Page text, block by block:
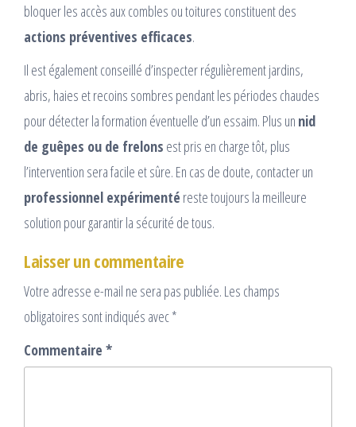
bloquer les accès aux combles ou toitures constituent des
actions préventives efficaces.
Il est également conseillé d’inspecter régulièrement jardins,
abris, haies et recoins sombres pendant les périodes chaudes
pour détecter la formation éventuelle d’un essaim. Plus un nid
de guêpes ou de frelons est pris en charge tôt, plus
l’intervention sera facile et sûre. En cas de doute, contacter un
professionnel expérimenté reste toujours la meilleure
solution pour garantir la sécurité de tous.
Laisser un commentaire
Votre adresse e-mail ne sera pas publiée. Les champs
obligatoires sont indiqués avec*
Commentaire *